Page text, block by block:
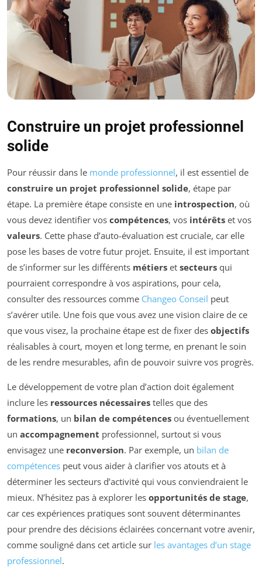
Construire un projet professionnel
solide
Pour réussir dans le monde professionnel, il est essentiel de
construire un projet professionnel solide, étape par
étape. La première étape consiste en une introspection, où
vous devez identifier vos compétences, vos intérêts et vos
valeurs. Cette phase d’auto-évaluation est cruciale, car elle
pose les bases de votre futur projet. Ensuite, il est important
de s’informer sur les différents métiers et secteurs qui
pourraient correspondre à vos aspirations, pour cela,
consulter des ressources comme Changeo Conseil peut
s’avérer utile. Une fois que vous avez une vision claire de ce
que vous visez, la prochaine étape est de fixer des objectifs
réalisables à court, moyen et long terme, en prenant le soin
de les rendre mesurables, afin de pouvoir suivre vos progrès.
Le développement de votre plan d’action doit également
inclure les ressources nécessaires telles que des
formations, un bilan de compétences ou éventuellement
un accompagnement professionnel, surtout si vous
envisagez une reconversion. Par exemple, un bilan de
compétences peut vous aider à clarifier vos atouts et à
déterminer les secteurs d’activité qui vous conviendraient le
mieux. N’hésitez pas à explorer les opportunités de stage,
car ces expériences pratiques sont souvent déterminantes
pour prendre des décisions éclairées concernant votre avenir,
comme souligné dans cet article sur les avantages d’un stage
professionnel.